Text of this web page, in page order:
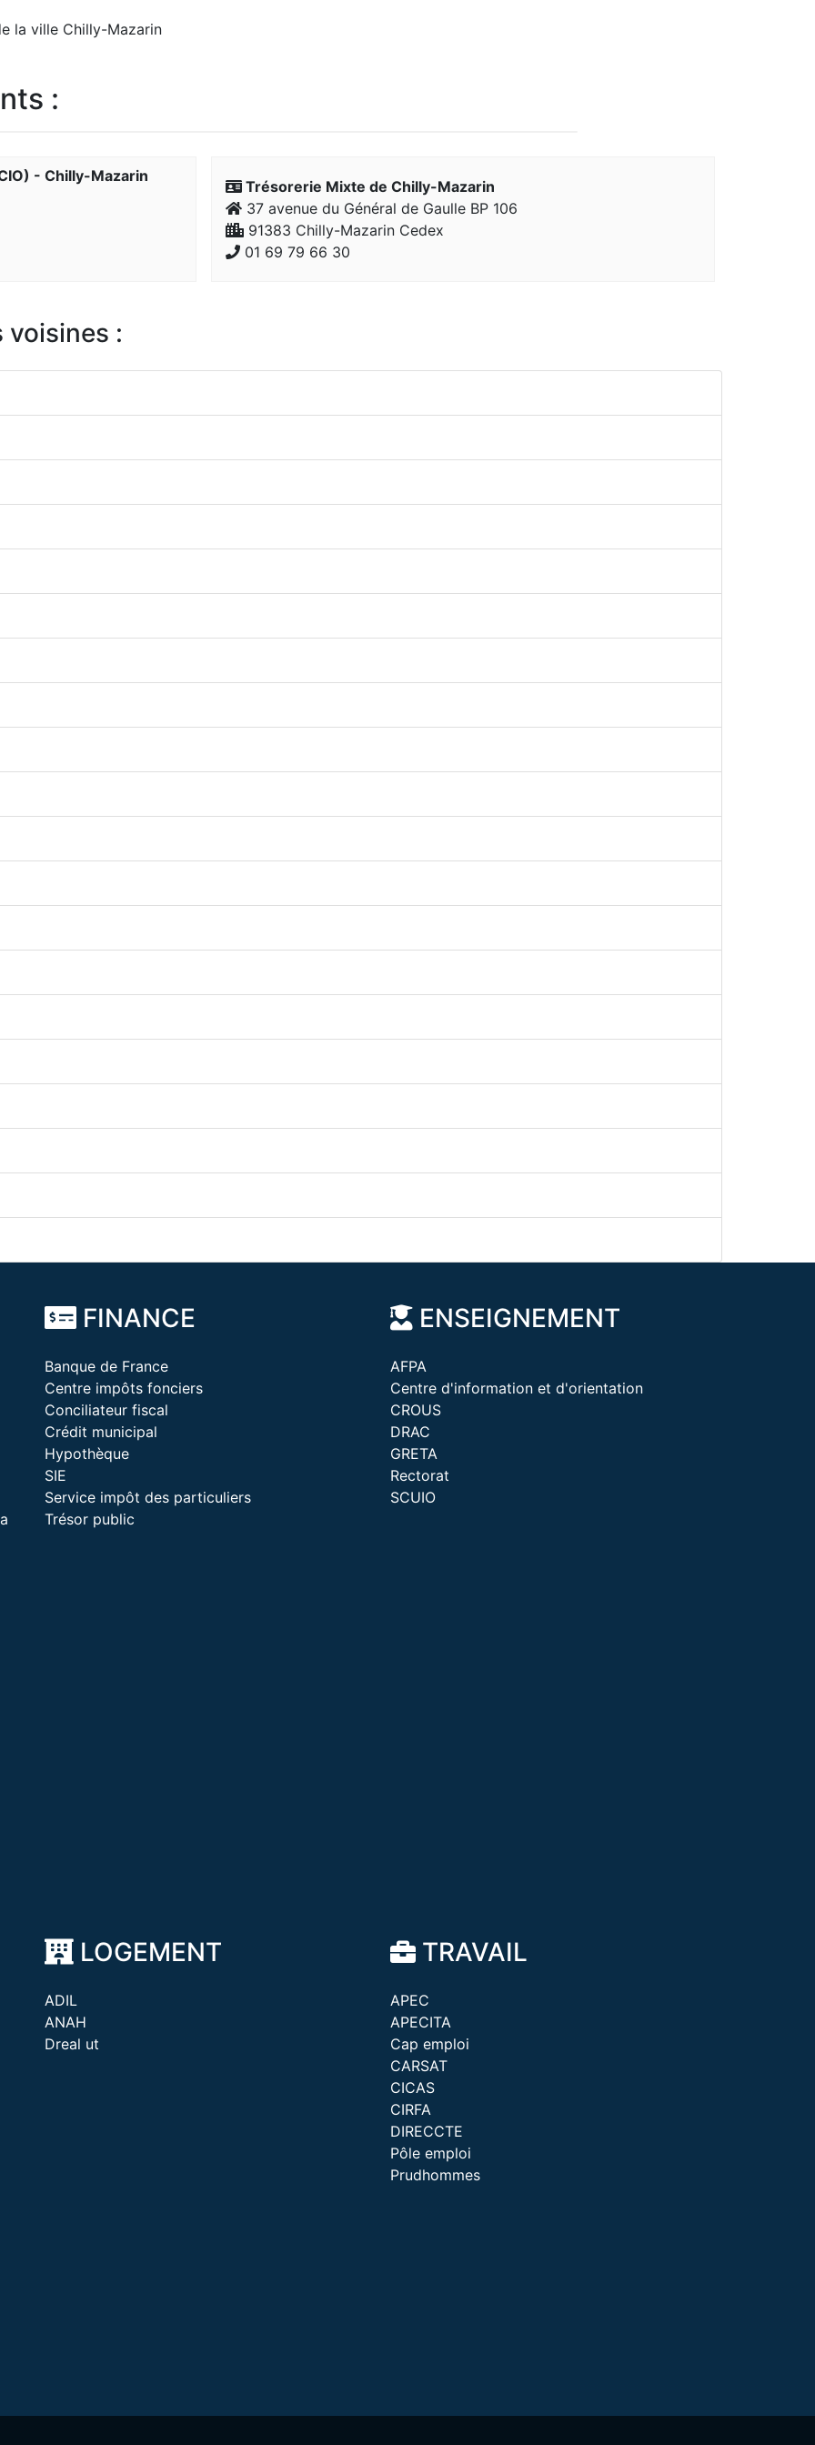
la ville Chilly-Mazarin
:
- Chilly-Mazarin
Trésorerie Mixte de Chilly-Mazarin
37 avenue du Général de Gaulle BP 106
91383 Chilly-Mazarin Cedex
01 69 79 66 30
voisines :
FINANCE
Banque de France
Centre impôts fonciers
Conciliateur fiscal
Crédit municipal
Hypothèque
SIE
Service impôt des particuliers
Trésor public
ENSEIGNEMENT
AFPA
Centre d'information et d'orientation
CROUS
DRAC
GRETA
Rectorat
SCUIO
LOGEMENT
ADIL
ANAH
Dreal ut
TRAVAIL
APEC
APECITA
Cap emploi
CARSAT
CICAS
CIRFA
DIRECCTE
Pôle emploi
Prudhommes